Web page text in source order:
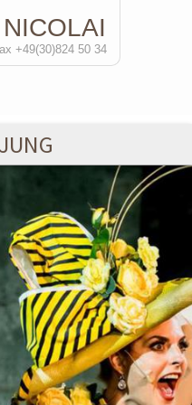
NICOLAI
+49(30)824 50 34